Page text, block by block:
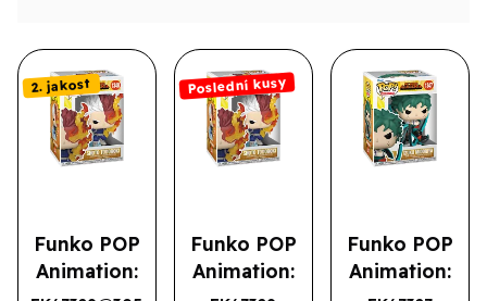
Licence
Druh
Funko POP
Animation:
2. jakost
Funko POP
Animation:
Poslední kusy
Funko POP
Animation: